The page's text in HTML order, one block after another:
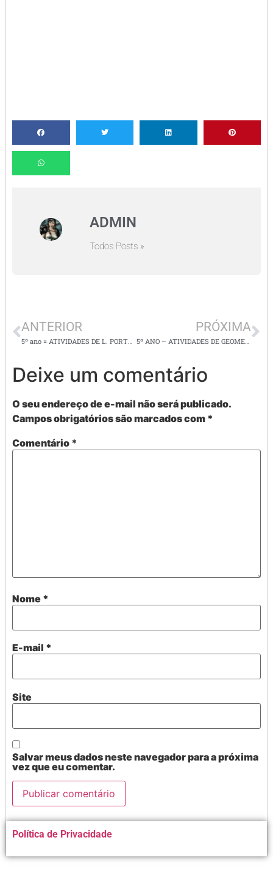
ADMIN
Todos Posts »
ANTERIOR
5º ano = ATIVIDADES DE L. PORTUGUESA / leitura e interpretação de texto
PRÓXIMA
5º ANO – ATIVIDADES DE GEOMETRIA
Deixe um comentário
O seu endereço de e-mail não será publicado.
Campos obrigatórios são marcados com *
Comentário *
Nome *
E-mail *
Site
Salvar meus dados neste navegador para a próxima
vez que eu comentar.
Alternative:
Política de Privacidade